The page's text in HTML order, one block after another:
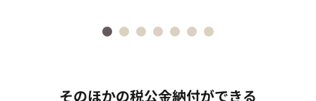
そのほかの税公金納付ができる